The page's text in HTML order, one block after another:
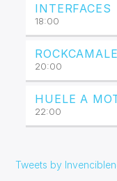
INTERFACES
18:00
20:00
HUELE A
22:00
Tweets by